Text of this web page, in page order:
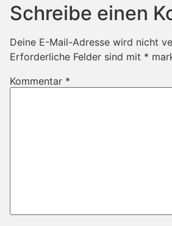
Schreibe einen
Deine E-Mail-Adresse wird nicht
Erforderliche Felder sind mit *
Kommentar *